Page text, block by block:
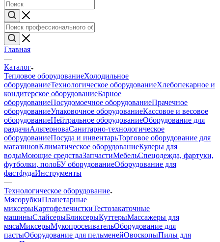
Главная
—
Каталог
Тепловое оборудованиеХолодильное
оборудованиеТехнологическое оборудованиеХлебопекарное и
кондитерское оборудованиеБарное
оборудованиеПосудомоечное оборудованиеПрачечное
оборудованиеУпаковочное оборудованиеКассовое и весовое
оборудованиеНейтральное оборудованиеОборудование для
раздачиАльтерноваСанитарно-технологическое
оборудованиеПосуда и инвентарьТорговое оборудование для
магазиновКлиматическое оборудованиеКулеры для
водыМоющие средстваЗапчастиМебельСпецодежда, фартуки,
футболки, полоБУ оборудованиеОборудование для
фастфудаИнструменты
—
Технологическое оборудование
МясорубкиПланетарные
миксерыКартофелечисткиТестозакаточные
машиныСлайсерыБликсерыКуттерыМассажеры для
мясаМиксерыМукопросеивательОборудование для
пастыОборудование для пельменейОвоскопыПилы для